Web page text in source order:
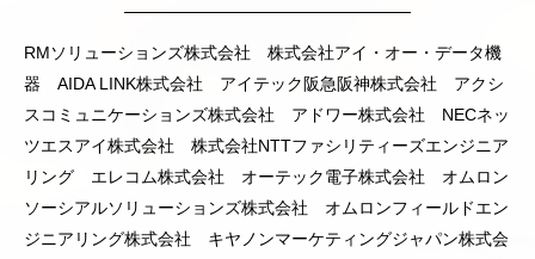
RMソリューションズ株式会社 株式会社アイ・オー・データ機
器 AIDA LINK株式会社 アイテック阪急阪神株式会社 アクシ
スコミュニケーションズ株式会社 アドワー株式会社 NECネッ
ツエスアイ株式会社 株式会社NTTファシリティーズエンジニア
リング エレコム株式会社 オーテック電子株式会社 オムロン
ソーシアルソリューションズ株式会社 オムロンフィールドエン
ジニアリング株式会社 キヤノンマーケティングジャパン株式会